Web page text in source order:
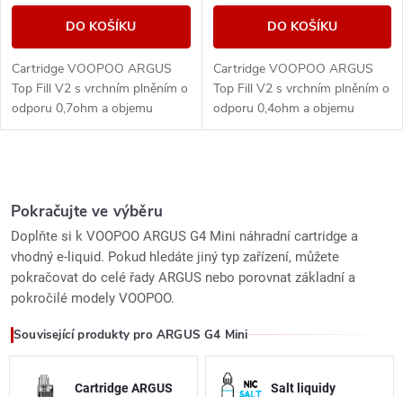
DO KOŠÍKU
Cartridge VOOPOO ARGUS
Top Fill V2 s vrchním plněním o
odporu 0,7ohm a objemu
nádržky 2ml s technologií
DO KOŠÍKU
Cartridge VOOPOO ARGUS
Top Fill V2 s vrchním plněním o
odporu 0,4ohm a objemu
nádržky 2ml s technologií
v
l
á
d
a
Pokračujte ve výběru
Doplňte si k VOOPOO ARGUS G4 Mini náhradní cartridge a
vhodný e-liquid. Pokud hledáte jiný typ zařízení, můžete
pokračovat do celé řady ARGUS nebo porovnat základní a
pokročilé modely VOOPOO.
Související produkty pro ARGUS G4 Mini
Cartridge ARGUS Salt liquidy